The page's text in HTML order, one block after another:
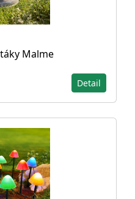
Malme
Detail